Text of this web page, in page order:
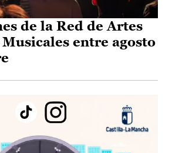
de la Red de Artes
Musicales entre agosto